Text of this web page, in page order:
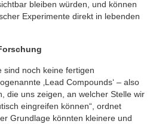
bleiben würden, und können
Experimente direkt in lebenden
sind noch keine fertigen
‚Lead Compounds‘ – also
die uns zeigen, an welcher Stelle wir
eingreifen können“, ordnet
Grundlage könnten kleinere und